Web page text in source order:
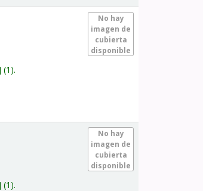
No hay
imagen de
cubierta
disponible
(1).
No hay
imagen de
cubierta
disponible
(1).